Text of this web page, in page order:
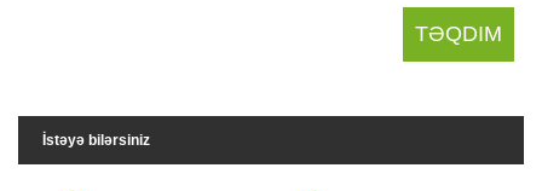
İstəyə bilərsiniz